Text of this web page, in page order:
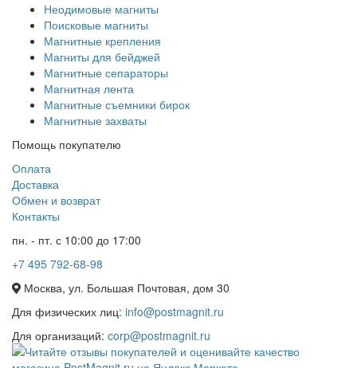
Неодимовые магниты
Поисковые магниты
Магнитные крепления
Магниты для бейджей
Магнитные сепараторы
Магнитная лента
Магнитные съемники бирок
Магнитные захваты
Помощь покупателю
Оплата
Доставка
Обмен и возврат
Контакты
пн. - пт. с 10:00 до 17:00
+7 495 792-68-98
Москва, ул. Большая Почтовая, дом 30
Для физических лиц: info@postmagnit.ru
Для организаций: corp@postmagnit.ru